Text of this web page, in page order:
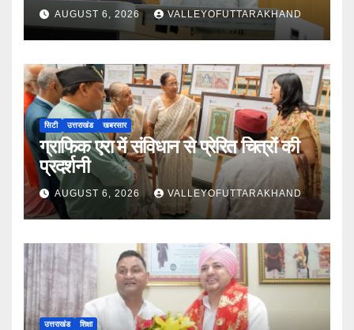
AUGUST 6, 2026 VALLEYOFUTTARAKHAND
सिटी उत्तराखंड खबरसार
ग्राफिक एरा में संविधान से प्रेरित चित्रों की
प्रदर्शनी
AUGUST 6, 2026 VALLEYOFUTTARAKHAND
उत्तराखंड शिक्षा